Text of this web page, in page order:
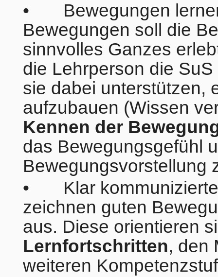
• Bewegungen
Bewegungen soll die
sinnvolles Ganzes
die Lehrperson die
sie dabei unterstützen,
aufzubauen (Wissen
Kennen der
das Bewegungsgefühl
Bewegungsvorstellung
• Klar kommunizierte
zeichnen guten
aus. Diese orientieren
Lernfortschritten, den
weiteren